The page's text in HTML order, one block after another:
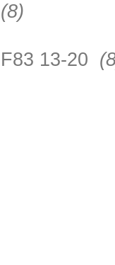
(8)
13-20